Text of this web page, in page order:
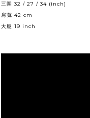
三圍 32 / 27 / 34 (inch)
肩寬 42 cm
大腿 19 inch